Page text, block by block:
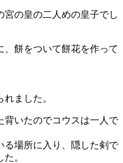
宮の皇の二人めの皇子でし
餅をついて餅花を作って
ました。
背いたのでコウスは一人で
る場所に入り、隠した剣で
。